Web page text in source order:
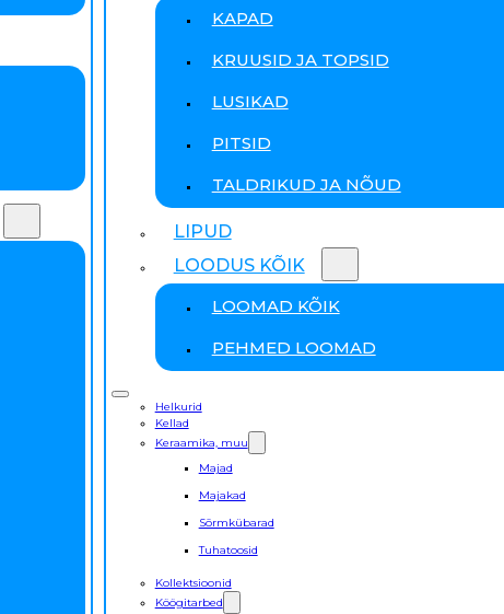
KAPAD
KRUUSID JA TOPSID
LUSIKAD
PITSID
TALDRIKUD JA NÕUD
LIPUD
LOODUS KÕIK
LOOMAD KÕIK
PEHMED LOOMAD
Helkurid
Kellad
Keraamika, muu
Majad
Majakad
Sõrmkübarad
Tuhatoosid
Kollektsioonid
Köögitarbed